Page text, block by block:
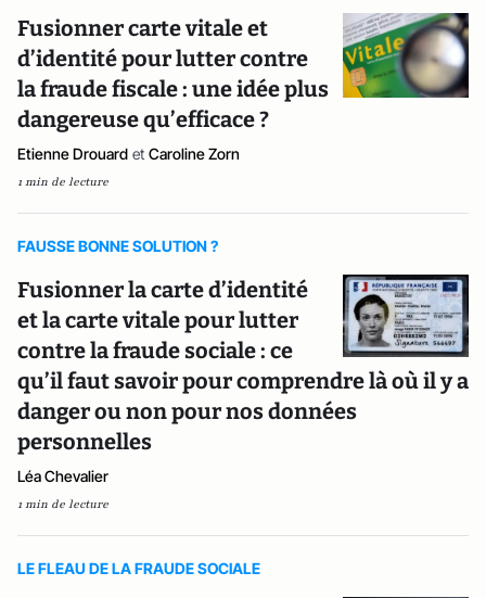
Fusionner carte vitale et
d’identité pour lutter contre
la fraude fiscale : une idée plus
dangereuse qu’efficace ?
Etienne Drouard et Caroline Zorn
1 min de lecture
FAUSSE BONNE SOLUTION ?
Fusionner la carte d’identité
et la carte vitale pour lutter
contre la fraude sociale : ce
qu’il faut savoir pour comprendre là où il y a
danger ou non pour nos données
personnelles
Léa Chevalier
1 min de lecture
LE FLEAU DE LA FRAUDE SOCIALE